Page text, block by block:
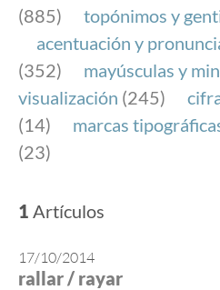
(885)
topónimos y
acentuación y
(352)
mayúsculas y
visualización (245)
(14)
marcas
(23)
1 Artículos
17/10/2014
rallar / rayar